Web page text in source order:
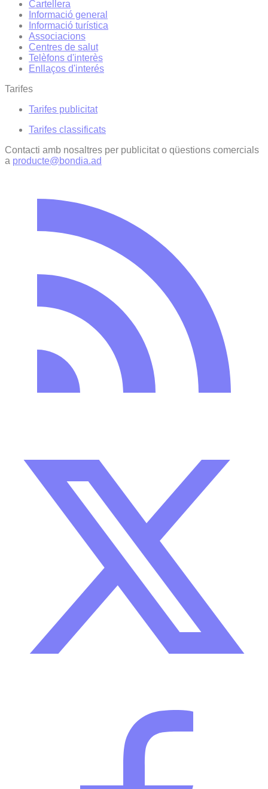
Cartellera
Informació general
Informació turística
Associacions
Centres de salut
Telèfons d'interès
Enllaços d'interés
Tarifes
Tarifes publicitat
Tarifes classificats
Contacti amb nosaltres per publicitat o qüestions comercials
a producte@bondia.ad